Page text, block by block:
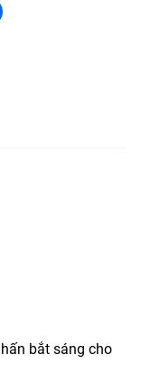
bắt sáng cho